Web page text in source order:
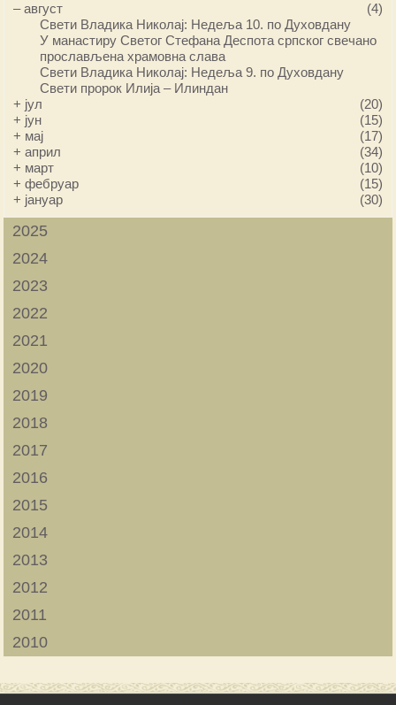
–август
(4)
Свети Владика Николај: Недеља 10. по Духовдану
У манастиру Светог Стефана Деспота српског свечано
прослављена храмовна слава
Свети Владика Николај: Недеља 9. по Духовдану
Свети пророк Илија – Илиндан
+ јул
(20)
+ јун
(15)
+ мај
(17)
+април
(34)
+ март
(10)
+фебруар
(15)
+ јануар (30)
2025
2024
2023
2022
2021
2020
2019
2018
2017
2016
2015
2014
2013
2012
2011
2010